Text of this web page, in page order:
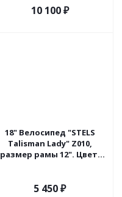
10 100₽
18" Велосипед "STELS
Talisman Lady" Z010,
размер рамы 12". Цвет:
5 450₽